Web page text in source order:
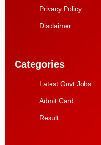
Privacy Policy
Disclaimer
Categories
Latest Govt Jobs
Admit Card
Result